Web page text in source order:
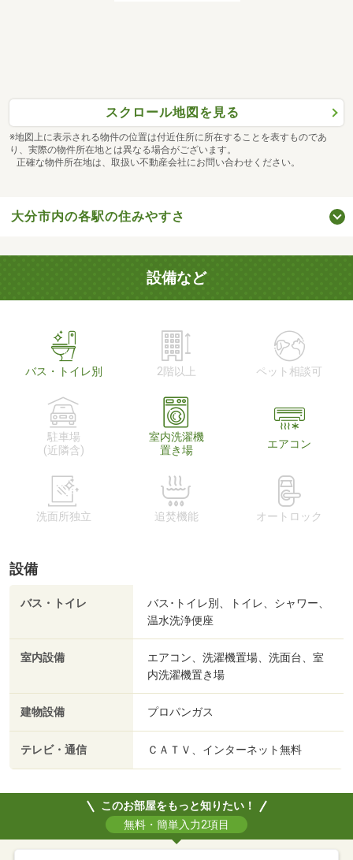
スクロール地図を見る
※地図上に表示される物件の位置は付近住所に所在することを表すものであ
り、実際の物件所在地とは異なる場合がございます。
正確な物件所在地は、取扱い不動産会社にお問い合わせください。
大分市内の各駅の住みやすさ
設備など
バス・トイレ別 2階以上 ペット相談可
駐車場
(近隣含)
室内洗濯機
置き場
エアコン
洗面所独立 追焚機能 オートロック
設備
バス・トイレ
バス･トイレ別、トイレ、シャワー、
温水洗浄便座
室内設備
エアコン、洗濯機置場、洗面台、室
内洗濯機置き場
建物設備 プロパンガス
テレビ・通信 ＣＡＴＶ、インターネット無料
このお部屋をもっと知りたい！
無料・簡単入力2項目